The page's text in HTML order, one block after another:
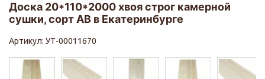
Доска 20*110*2000 хвоя строг камерной
сушки, сорт АВ в Екатеринбурге
Артикул: УТ-00011670